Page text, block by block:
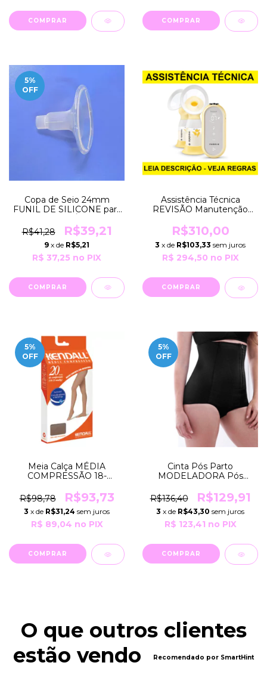
5%
OFF
Copa de Seio 24mm
FUNIL DE SILICONE para
Hospitalares e
Domésticas Horigen
R$41,28 R$39,21
9 x de R$5,21
R$ 37,25 no PIX
Assistência Técnica
REVISÃO Manutenção
CONSERTO da Bomba
FREESTYLE FLEX Medela
R$310,00
3 x de R$103,33 sem juros
R$ 294,50 no PIX
5%
OFF
Meia Calça MÉDIA
COMPRESSÃO 18-
Mel Natural GRUPO 103
Kendall
R$98,78 R$93,73
3 x de R$31,24 sem juros
R$ 89,04 no PIX
COMPRAR
5%
OFF
Cinta Pós Parto
MODELADORA Pós
Diário para Modelar
R41618 Mylady
R$136,40 R$129,91
3 x de R$43,30 sem juros
R$ 123,41 no PIX
COMPRAR
O que outros clientes
estão vendo
Recomendado por SmartHint